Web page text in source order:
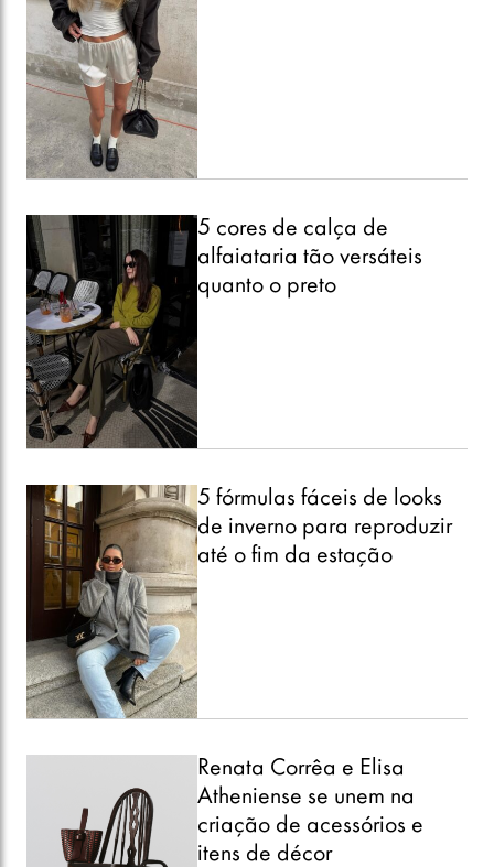
5 cores de calça de
alfaiataria tão versáteis
quanto o preto
5 fórmulas fáceis de looks
de inverno para reproduzir
até o fim da estação
Renata Corrêa e Elisa
Atheniense se unem na
criação de acessórios e
itens de décor